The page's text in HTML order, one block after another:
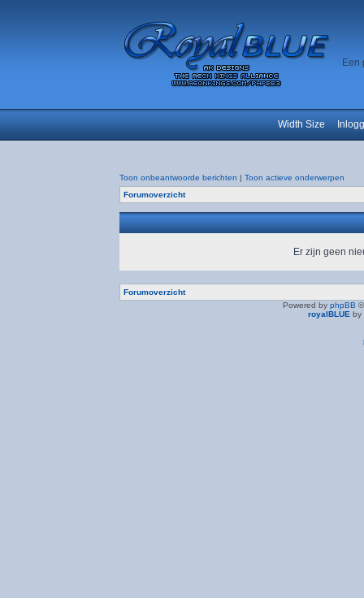
Een
Width Size
Toon onbeantwoorde berichten | Toon actieve onderwerpen
Forumoverzicht
Er zijn geen
Forumoverzicht
Powered by phpBB
royalBLUE by